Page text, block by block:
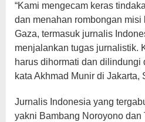
“Kami mengecam keras
dan menahan rombongan
Gaza, termasuk jurnalis
menjalankan tugas jurnalistik.
harus dihormati dan dilindungi
kata Akhmad Munir di Jakarta,
Jurnalis Indonesia yang
yakni Bambang Noroyono dan